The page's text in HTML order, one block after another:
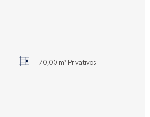
70,00 m² Privativos